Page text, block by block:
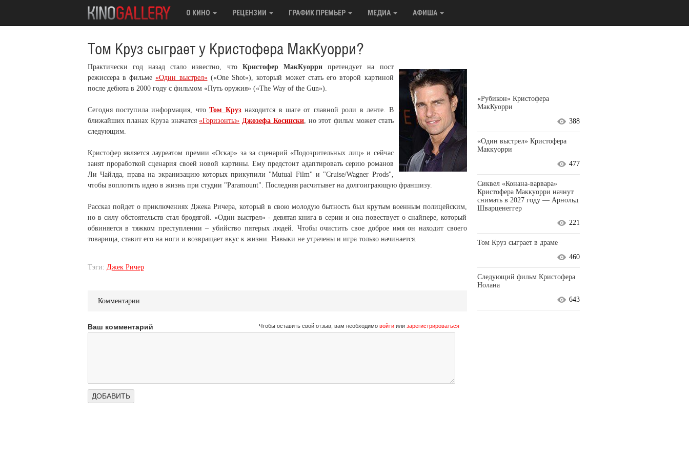
О КИНО РЕЦЕНЗИИ ГРАФИК ПРЕМЬЕР МЕДИА АФИША
Том Круз сыграет у Кристофера МакКуорри?
Практически год назад стало известно, что Кристофер МакКуоррипретендует на пост
режиссера в фильме«Один выстрел»(«One Shot»), который может стать его второй картиной
после дебюта в 2000 году с фильмом «Путь оружия» («The Way of the Gun»).
Сегодня поступила информация, чтоТом Крузнаходится в шаге от главной роли в ленте. В
ближайших планах Круза значатся«Горизонты» Джозефа Косински, но этот фильм может стать
следующим.
Кристофер является лауреатом премии «Оскар» за за сценарий «Подозрительных лиц» и сейчас
занят проработкой сценария своей новой картины. Ему предстоит адаптировать серию романов
Ли Чайлда, права на экранизацию которых прикупили "Mutual Film" и "Cruise/Wagner Prods",
чтобы воплотить идею в жизнь при студии "Paramount". Последняя расчитывет на долгоиграющую франшизу.
Рассказ пойдет о приключениях Джека Ричера, который в свою молодую бытность был крутым военным полицейским,
но в силу обстоятельств стал бродягой. «Один выстрел» - девятая книга в серии и она повествует о снайпере, который
обвиняется в тяжком преступлении – убийство пятерых людей. Чтобы очистить свое доброе имя он находит своего
товарища, ставит его на ноги и возвращает вкус к жизни. Навыки не утрачены и игра только начинается.
Тэги: Джек Ричер
Комментарии
Ваш комментарий Чтобы оставить свой отзыв, вам необходимо войтиили зарегистрироваться
«Рубикон» Кристофера
МакКуорри
388
«Один выстрел» Кристофера
Маккуорри
477
Сиквел «Конана-варвара»
Кристофера Маккуорри начнут
снимать в 2027 году — Арнольд
Шварценеггер
221
Том Круз сыграет в драме
460
Следующий фильм Кристофера
Нолана
643